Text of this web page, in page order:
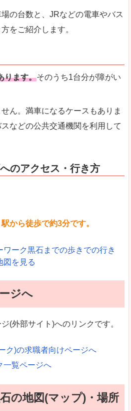
の台数と、JRなどの電車やバス
をご紹介します。
ります。そのうち1台分が障がい
ん。満車になるケースもありま
などの公共交通機関を利用して
のアクセス・行き方
から徒歩で約3分です。
ワーク黒石までの歩きでの行き
図を見る
ジへ
(外部サイト)へのリンクです。
ク)の求職者向けページへ
一覧ページへ
の地図(マップ)・場所